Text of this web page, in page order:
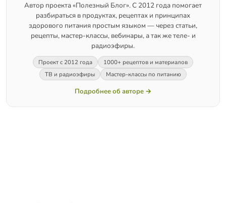
Автор проекта «Полезный Блог». С 2012 года помогает
разбираться в продуктах, рецептах и принципах
здорового питания простым языком — через статьи,
рецепты, мастер-классы, вебинары, а так же теле- и
радиоэфиры.
Проект с 2012 года
1000+ рецептов и материалов
ТВ и радиоэфиры
Мастер-классы по питанию
Подробнее об авторе →